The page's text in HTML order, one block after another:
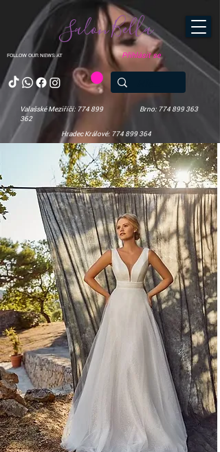
FOLLOW OUR NEWS AT
Salon Bella
Valašské Meziříčí: 774 899
362
Brno: 774 899 363
Hradec Králové: 774 899 364
Přihlásit se